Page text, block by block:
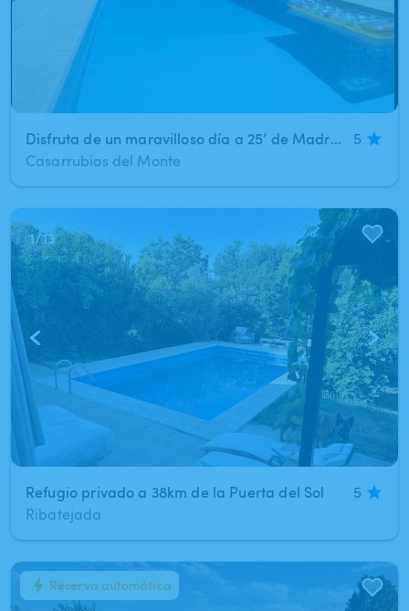
Disfruta de un maravilloso día a 25’ de Madrid
5
Casarrubios del Monte
1/13
Refugio privado a 38km de la Puerta del Sol
5
Ribatejada
1/4 Reserva automática